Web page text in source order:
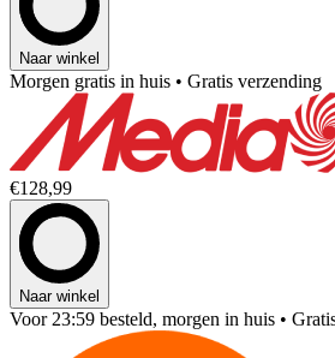
Naar winkel
Morgen gratis in huis • Gratis verzending
€128,99
Naar winkel
Voor 23:59 besteld, morgen in huis •